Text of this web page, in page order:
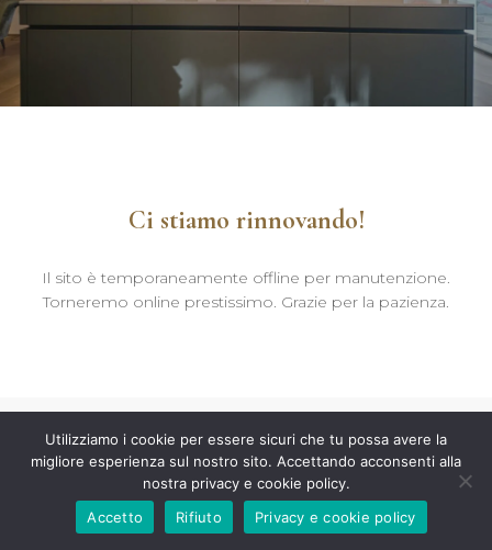
Ci stiamo rinnovando!
Il sito è temporaneamente offline per manutenzione.
Torneremo online prestissimo. Grazie per la pazienza.
Utilizziamo i cookie per essere sicuri che tu possa avere la
migliore esperienza sul nostro sito. Accettando acconsenti alla
nostra privacy e cookie policy.
Accetto
Rifiuto Privacy e cookie policy